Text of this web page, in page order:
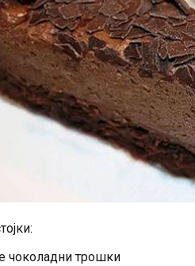
чоколадни трошки